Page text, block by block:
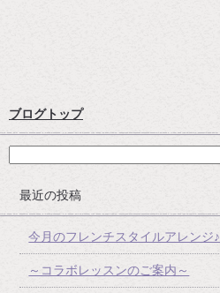
ブログトップ
最近の投稿
今月のフレンチスタイルアレンジ♪
～コラボレッスンのご案内～